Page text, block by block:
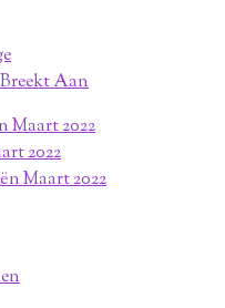
Aan
Maart 2022
2022
Maart 2022